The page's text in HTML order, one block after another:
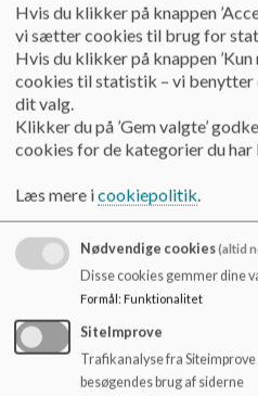
d
Kontoret kan kontaktes på
hsk@favrskov.dk
og er åbent for personlig
7.45 - 15.00
Nick Pedersen, skoleleder og
Ulla Jul Madsen, viceskoleleder
03c, SFO og klub
79c
Lene Bøcker,
Hvis du klikker på knappen
vi sætter cookies til brug for
Hvis du klikker på knappen
cookies til statistik – vi benytter
dit valg.
Klikker du på ’Gem valgte’
cookies for de kategorier du har
Læs mere icookiepolitik.
Nødvendige cookies(altid
Disse cookies gemmer dine
Formål: Funktionalitet
SiteImprove
Trafikanalyse fra
besøgendes brug af siderne